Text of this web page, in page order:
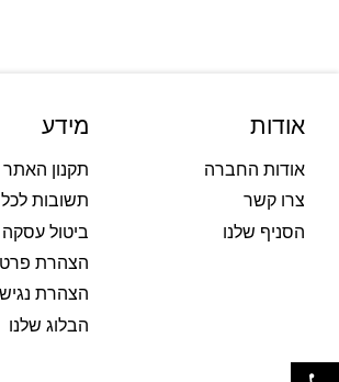
אודות
אודות החברה
צרו קשר
הסניף שלנו
מידע
תקנון האתר
תשובות
ביטול
הצהרת
הצהרת
הבלוג שלנו
פתח סרגל נגישות